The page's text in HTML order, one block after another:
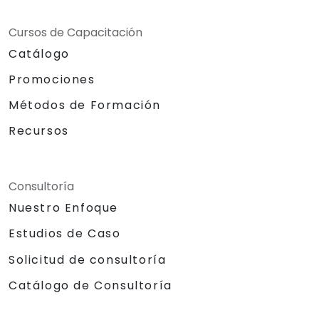
Cursos de Capacitación
Catálogo
Promociones
Métodos de Formación
Recursos
Consultoría
Nuestro Enfoque
Estudios de Caso
Solicitud de consultoría
Catálogo de Consultoría